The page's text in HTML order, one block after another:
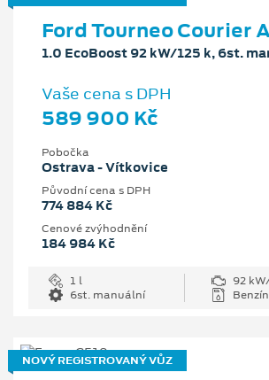
Ford Tourneo Courier
1.0 EcoBoost 92 kW/125 k, 6st.
Vaše cena s DPH
589 900 Kč
Pobočka
Ostrava - Vítkovice
Původní cena s DPH
774 884 Kč
Cenové zvýhodnění
184 984 Kč
1 l
92
6st. manuální
Benzín
NOVÝ REGISTROVANÝ VŮZ